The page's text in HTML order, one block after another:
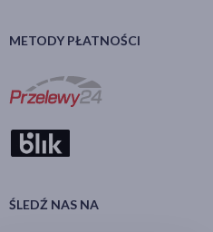
METODY PŁATNOŚCI
ŚLEDŹ NAS NA